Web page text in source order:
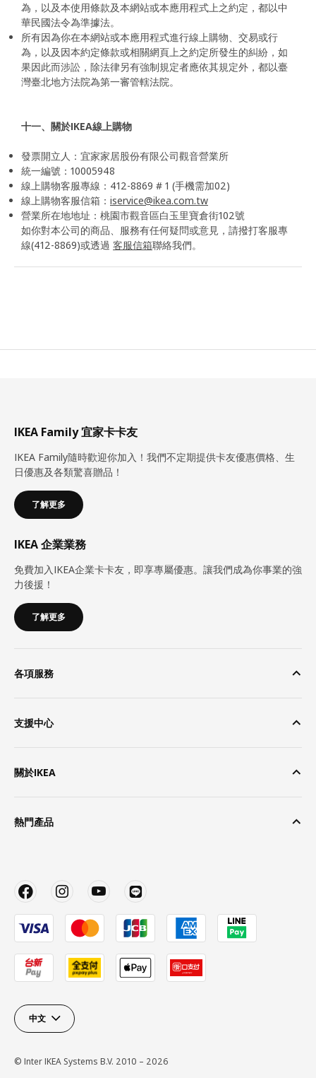
為，以及本使用條款及本網站或本應用程式上之約定，都以中
華民國法令為準據法。
所有因為你在本網站或本應用程式進行線上購物、交易或行
為，以及因本約定條款或相關網頁上之約定所發生的糾紛，如
果因此而涉訟，除法律另有強制規定者應依其規定外，都以臺
灣臺北地方法院為第一審管轄法院。
十一、關於IKEA線上購物
發票開立人：宜家家居股份有限公司觀音營業所
統一編號：10005948
線上購物客服專線：412-8869 # 1 (手機需加02)
線上購物客服信箱： iservice@ikea.com.tw
營業所在地地址：桃園市觀音區白玉里寶倉街102號
如你對本公司的商品、服務有任何疑問或意見，請撥打客服專
線(412-8869)或透過 客服信箱聯絡我們。
IKEA Family 宜家卡卡友
IKEA Family隨時歡迎你加入！我們不定期提供卡友優惠價格、生
日優惠及各類驚喜贈品！
了解更多
IKEA 企業業務
免費加入IKEA企業卡卡友，即享專屬優惠。讓我們成為你事業的強
力後援！
了解更多
各項服務
支援中心
關於IKEA
熱門產品
中文
© Inter IKEA Systems B.V. 2010 – 2026